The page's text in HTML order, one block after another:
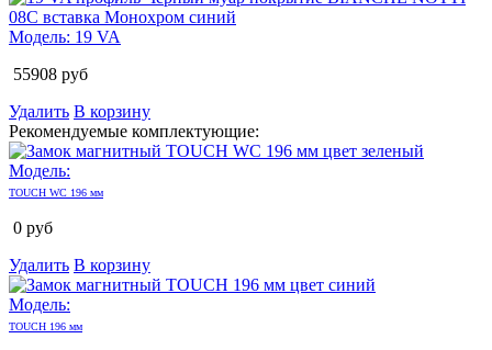
Модель: 19 VA
55908 руб
Удалить В корзину
Рекомендуемые комплектующие:
Модель:
TOUCH WC 196 мм
0 руб
Удалить В корзину
Модель:
TOUCH 196 мм